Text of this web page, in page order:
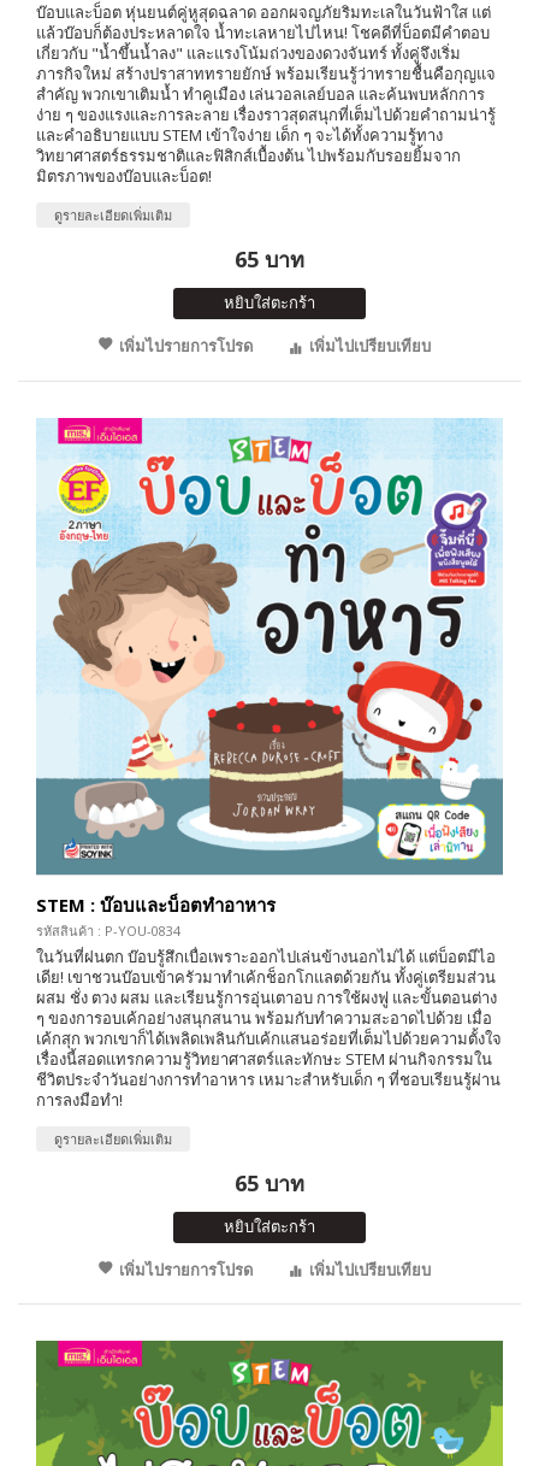
บ๊อบและบ็อต หุ่นยนต์คู่หูสุดฉลาด ออกผจญภัยริมทะเลในวันฟ้าใส แต่
แล้วบ๊อบก็ต้องประหลาดใจ น้ำทะเลหายไปไหน! โชคดีที่บ็อตมีคำตอบ
เกี่ยวกับ "น้ำขึ้นน้ำลง" และแรงโน้มถ่วงของดวงจันทร์ ทั้งคู่จึงเริ่ม
ภารกิจใหม่ สร้างปราสาททรายยักษ์ พร้อมเรียนรู้ว่าทรายชื้นคือกุญแจ
สำคัญ พวกเขาเติมน้ำ ทำคูเมือง เล่นวอลเลย์บอล และค้นพบหลักการ
ง่าย ๆ ของแรงและการละลาย เรื่องราวสุดสนุกที่เต็มไปด้วยคำถามน่ารู้
และคำอธิบายแบบ STEM เข้าใจง่าย เด็ก ๆ จะได้ทั้งความรู้ทาง
วิทยาศาสตร์ธรรมชาติและฟิสิกส์เบื้องต้น ไปพร้อมกับรอยยิ้มจาก
มิตรภาพของบ๊อบและบ็อต!
ดูรายละเอียดเพิ่มเติม
65 บาท
หยิบใส่ตะกร้า
เพิ่มไปรายการโปรด
เพิ่มไปเปรียบเทียบ
STEM : บ๊อบและบ็อตทำอาหาร
รหัสสินค้า : P-YOU-0834
ในวันที่ฝนตก บ๊อบรู้สึกเบื่อเพราะออกไปเล่นข้างนอกไม่ได้ แต่บ็อตมีไอ
เดีย! เขาชวนบ๊อบเข้าครัวมาทำเค้กช็อกโกแลตด้วยกัน ทั้งคู่เตรียมส่วน
ผสม ชั่ง ตวง ผสม และเรียนรู้การอุ่นเตาอบ การใช้ผงฟู และขั้นตอนต่าง
ๆ ของการอบเค้กอย่างสนุกสนาน พร้อมกับทำความสะอาดไปด้วย เมื่อ
เค้กสุก พวกเขาก็ได้เพลิดเพลินกับเค้กแสนอร่อยที่เต็มไปด้วยความตั้งใจ
เรื่องนี้สอดแทรกความรู้วิทยาศาสตร์และทักษะ STEM ผ่านกิจกรรมใน
ชีวิตประจำวันอย่างการทำอาหาร เหมาะสำหรับเด็ก ๆ ที่ชอบเรียนรู้ผ่าน
การลงมือทำ!
ดูรายละเอียดเพิ่มเติม
65 บาท
หยิบใส่ตะกร้า
เพิ่มไปรายการโปรด
เพิ่มไปเปรียบเทียบ